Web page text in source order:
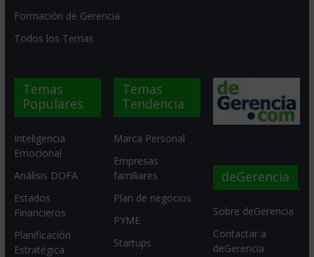
Formación de Gerencia
Todos los Temas
Temas
Populares
Inteligencia
Emocional
Análisis DOFA
Estados
Financieros
Planificación
Estratégica
Temas
Tendencia
Marca Personal
Empresas
familiares
Plan de negocios
PYME
Startups
deGerencia
Sobre deGerencia
Contactar a
deGerencia